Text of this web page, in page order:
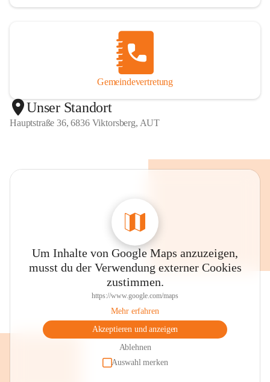
Gemeindevertretung
Unser Standort
Hauptstraße 36, 6836 Viktorsberg, AUT
Um Inhalte von Google Maps anzuzeigen,
musst du der Verwendung externer Cookies
zustimmen.
https://www.google.com/maps
Mehr erfahren
Akzeptieren und anzeigen
Ablehnen
Auswahl merken